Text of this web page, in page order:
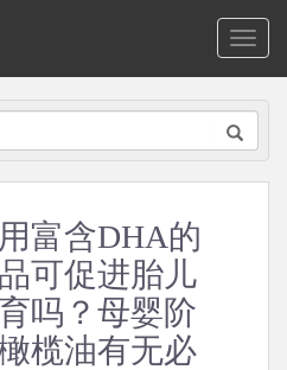
富含DHA的
可促进胎儿
吗？母婴阶
榄油有无必